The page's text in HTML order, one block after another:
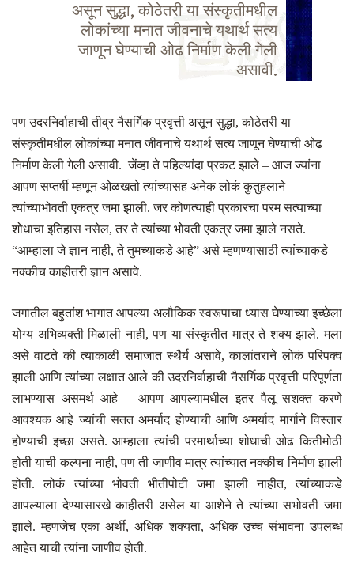
असून सुद्धा, कोठेतरी या संस्कृतीमधील
लोकांच्या मनात जीवनाचे यथार्थ सत्य
जाणून घेण्याची ओढ निर्माण केली गेली
असावी.
पण उदरनिर्वाहाची तीव्र नैसर्गिक प्रवृत्ती असून सुद्धा, कोठेतरी या
संस्कृतीमधील लोकांच्या मनात जीवनाचे यथार्थ सत्य जाणून घेण्याची ओढ
निर्माण केली गेली असावी. जेंव्हा ते पहिल्यांदा प्रकट झाले – आज ज्यांना
आपण सप्तर्षी म्हणून ओळखतो त्यांच्यासह अनेक लोकं कुतुहलाने
त्यांच्याभोवती एकत्र जमा झाली. जर कोणत्याही प्रकारचा परम सत्याच्या
शोधाचा इतिहास नसेल, तर ते त्यांच्या भोवती एकत्र जमा झाले नसते.
“आम्हाला जे ज्ञान नाही, ते तुमच्याकडे आहे” असे म्हणण्यासाठी त्यांच्याकडे
नक्कीच काहीतरी ज्ञान असावे.
जगातील बहुतांश भागात आपल्या अलौकिक स्वरूपाचा ध्यास घेण्याच्या इच्छेला
योग्य अभिव्यक्ती मिळाली नाही, पण या संस्कृतीत मात्र ते शक्य झाले. मला
असे वाटते की त्याकाळी समाजात स्थैर्य असावे, कालांतराने लोकं परिपक्व
झाली आणि त्यांच्या लक्षात आले की उदरनिर्वाहाची नैसर्गिक प्रवृत्ती परिपूर्णता
लाभण्यास असमर्थ आहे – आपण आपल्यामधील इतर पैलू सशक्त करणे
आवश्यक आहे ज्यांची सतत अमर्याद होण्याची आणि अमर्याद मार्गाने विस्तार
होण्याची इच्छा असते. आम्हाला त्यांची परमार्थाच्या शोधाची ओढ कितीमोठी
होती याची कल्पना नाही, पण ती जाणीव मात्र त्यांच्यात नक्कीच निर्माण झाली
होती. लोकं त्यांच्या भोवती भीतीपोटी जमा झाली नाहीत, त्यांच्याकडे
आपल्याला देण्यासारखे काहीतरी असेल या आशेने ते त्यांच्या सभोवती जमा
झाले. म्हणजेच एका अर्थी, अधिक शक्यता, अधिक उच्च संभावना उपलब्ध
आहेत याची त्यांना जाणीव होती.